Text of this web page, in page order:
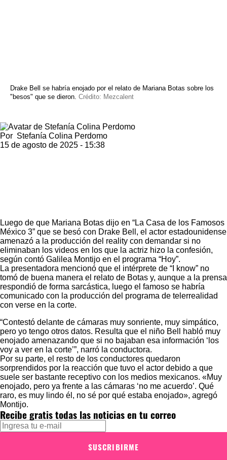
Drake Bell se habría enojado por el relato de Mariana Botas sobre los
"besos" que se dieron. Crédito: Mezcalent
Por Stefanía Colina Perdomo
15 de agosto de 2025 - 15:38
Luego de que Mariana Botas dijo en “La Casa de los Famosos
México 3” que se besó con Drake Bell, el actor estadounidense
amenazó a la producción del reality con demandar si no
eliminaban los videos en los que la actriz hizo la confesión,
según contó Galilea Montijo en el programa “Hoy”.
La presentadora mencionó que el intérprete de “I know” no
tomó de buena manera el relato de Botas y, aunque a la prensa
respondió de forma sarcástica, luego el famoso se habría
comunicado con la producción del programa de telerrealidad
con verse en la corte.
“Contestó delante de cámaras muy sonriente, muy simpático,
pero yo tengo otros datos. Resulta que el niño Bell habló muy
enojado amenazando que si no bajaban esa información ‘los
voy a ver en la corte’”, narró la conductora.
Por su parte, el resto de los conductores quedaron
sorprendidos por la reacción que tuvo el actor debido a que
suele ser bastante receptivo con los medios mexicanos. «Muy
enojado, pero ya frente a las cámaras ‘no me acuerdo’. Qué
raro, es muy lindo él, no sé por qué estaba enojado», agregó
Montijo.
Recibe gratis todas las noticias en tu correo
SUSCRIBIRME